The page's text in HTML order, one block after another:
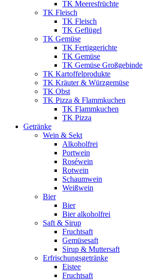
TK Meeresfrüchte
TK Fleisch
TK Fleisch
TK Geflügel
TK Gemüse
TK Fertiggerichte
TK Gemüse
TK Gemüse Großgebinde
TK Kartoffelprodukte
TK Kräuter & Würzgemüse
TK Obst
TK Pizza & Flammkuchen
TK Flammkuchen
TK Pizza
Getränke
Wein & Sekt
Alkoholfrei
Portwein
Roséwein
Rotwein
Schaumwein
Weißwein
Bier
Bier
Bier alkoholfrei
Saft & Sirup
Fruchtsaft
Gemüsesaft
Sirup & Muttersaft
Erfrischungsgetränke
Eistee
Fruchtsaft